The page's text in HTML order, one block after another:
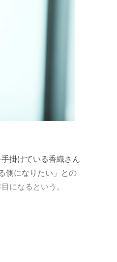
掛けている香織さん
側になりたい」との
になるという。